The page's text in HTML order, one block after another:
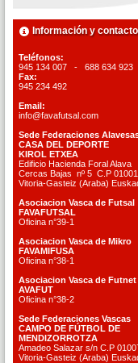
Información y contacto
Teléfonos:
945 134 007 - 688 634 923
Fax:
945 234 492
Email:
info@favafutsal.com
Sede Federaciones
CASA DEL DEPORTE
KIROL ETXEA
Edificio Hacienda Foral Alava
Cercas Bajas nº 5 C.P 01001
Vitoria-Gasteiz (Araba)
Asociacion Vasca de Futsal
FAVAFUTSAL
Oficina n°39-1
Asociacion Vasca de Mikro
FAVAMIFUSA
Oficina n°38-1
Asociacion Vasca de Futnet
AVAFUT
Oficina n°38-2
Sede Federaciones Vascas
CAMPO DE FÚTBOL DE
MENDIZORROTZA
Amadeo Salazar s/n C.P
Vitoria-Gasteiz (Araba)